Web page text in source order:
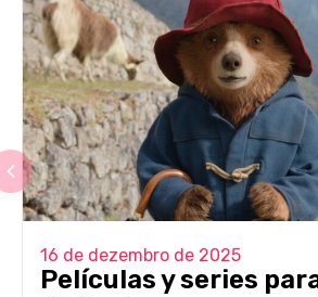
16 de dezembro de 2025
Películas y series